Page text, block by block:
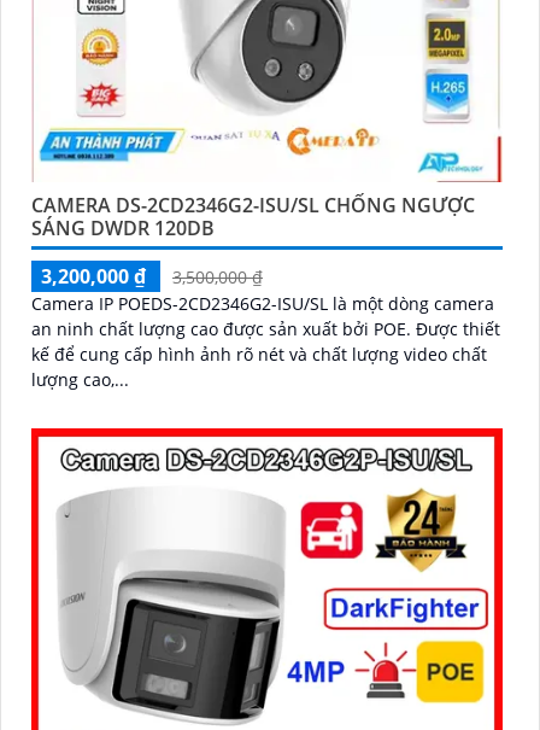
CAMERA DS-2CD2346G2-ISU/SL CHỐNG NGƯỢC
SÁNG DWDR 120DB
3,200,000 ₫
3,500,000 ₫
Camera IP POEDS-2CD2346G2-ISU/SL là một dòng camera
an ninh chất lượng cao được sản xuất bởi POE. Được thiết
kế để cung cấp hình ảnh rõ nét và chất lượng video chất
lượng cao,...